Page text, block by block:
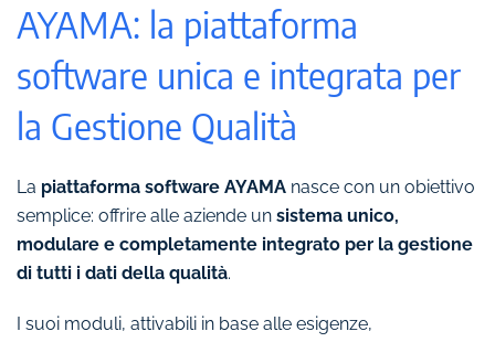
AYAMA: la piattaforma
software unica e integrata per
la Gestione Qualità
La piattaforma software AYAMA nasce con un obiettivo
semplice: offrire alle aziende un sistema unico,
modulare e completamente integrato per la gestione
di tutti i dati della qualità.
I suoi moduli, attivabili in base alle esigenze,